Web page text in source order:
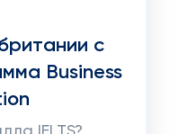
с
Business